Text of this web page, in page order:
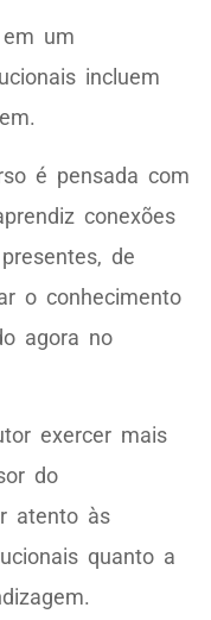
um
incluem
é pensada com
conexões
de
o conhecimento
agora no
exercer mais
do
atento às
quanto a